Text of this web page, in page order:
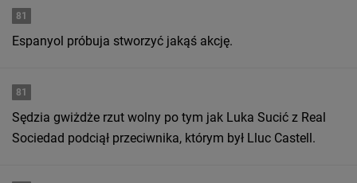
81
Espanyol próbuja stworzyć jakąś akcję.
81
Sędzia gwiżdże rzut wolny po tym jak Luka Sucić z Real
Sociedad podciął przeciwnika, którym był Lluc Castell.